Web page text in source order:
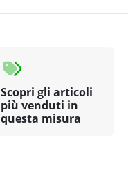
Scopri gli articoli
più venduti in
questa misura